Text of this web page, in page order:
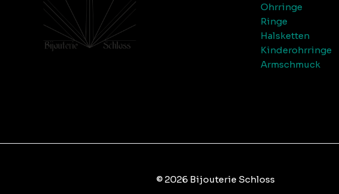
Ohrringe
Ringe
Halsketten
Kinderohrringe
Armschmuck
© 2026 Bijouterie Schloss